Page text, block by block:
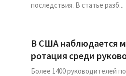
последствия. В статье разб...
В США наблюдается
ротация среди
Более 1400 руководителей